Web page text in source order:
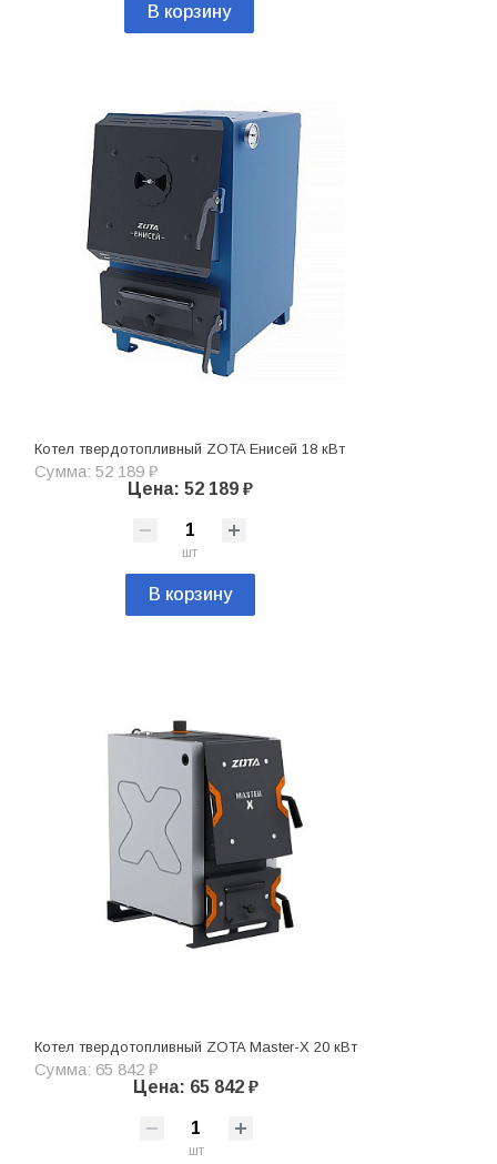
В корзину
Котел твердотопливный ZOTA Енисей 18 кВт
Сумма: 52 189 ₽
Цена: 52 189 ₽
шт
В корзину
Котел твердотопливный ZOTA Master-X 20 кВт
Сумма: 65 842 ₽
Цена: 65 842 ₽
шт